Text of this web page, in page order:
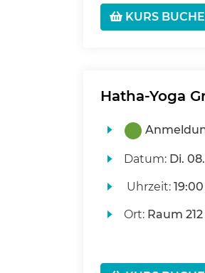
KURS
Hatha-Yoga
Datum: Di.
Uhrzeit:
Ort: Raum 212